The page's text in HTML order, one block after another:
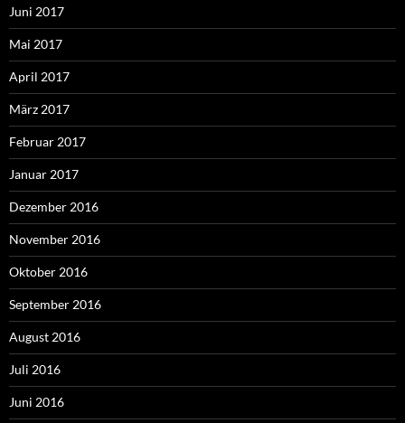
Juni 2017
Mai 2017
April 2017
März 2017
Februar 2017
Januar 2017
Dezember 2016
November 2016
Oktober 2016
September 2016
August 2016
Juli 2016
Juni 2016